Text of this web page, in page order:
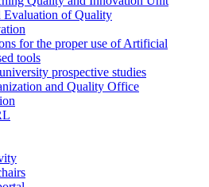
Evaluation of Quality
for the proper use of Artificial
tools
prospective studies
and Quality Office